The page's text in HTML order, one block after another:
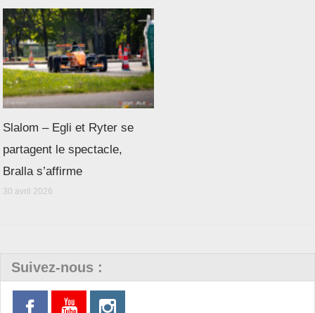
Slalom – Egli et Ryter se
partagent le spectacle,
Bralla s’affirme
30 avril 2026
Suivez-nous :